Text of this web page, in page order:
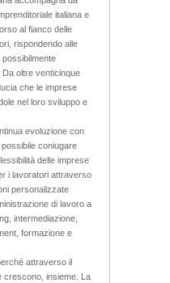
italiana e
al fi­anco delle
rispondendo alle
oltre venticinque
che le imprese
nel loro sviluppo e
evoluzione con
coniugare
delle imprese
i lavoratori attraverso
personalizzate
di lavoro a
intermediazione,
formazione e
attraverso il
crescono, insieme. La